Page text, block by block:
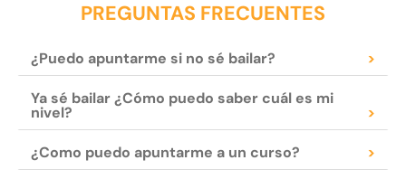
PREGUNTAS FRECUENTES
¿Puedo apuntarme si no sé bailar? >
Ya sé bailar ¿Cómo puedo saber cuál es mi
nivel? >
¿Como puedo apuntarme a un curso? >